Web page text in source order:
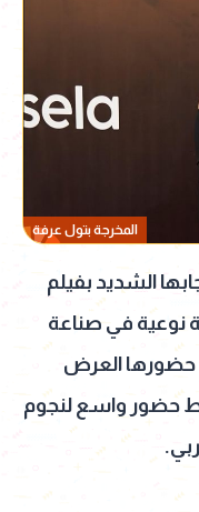
المخرجة بتول عرفة
الشديد بفيلم
نوعية في صناعة
حضورها العرض
حضور واسع لنجوم